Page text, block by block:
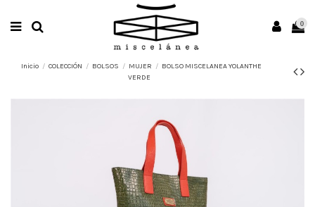
0
Inicio COLECCIÓN BOLSOS MUJER
BOLSO MISCELANEA YOLANTHE
VERDE